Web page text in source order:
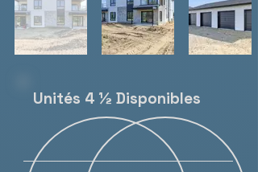
Unités 4 ½ Disponibles